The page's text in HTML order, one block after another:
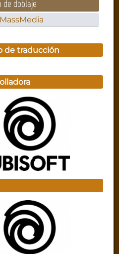
de doblaje
de traducción